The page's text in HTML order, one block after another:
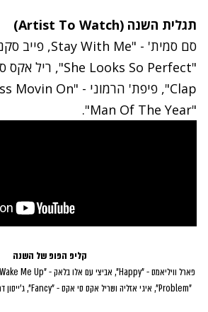
תגלית השנה (Artist To Watch)
סם סמית' - "Stay With Me, פייב סקנדס אוף סאמר -
"Man Of The Year".
קליפ הפופ של השנה
"Problem", איגי אזליה ושריל אקס סי אקס - "Fancy", ג'ייסון דרולו עם טו צ'יינס - "Talk Dirty"